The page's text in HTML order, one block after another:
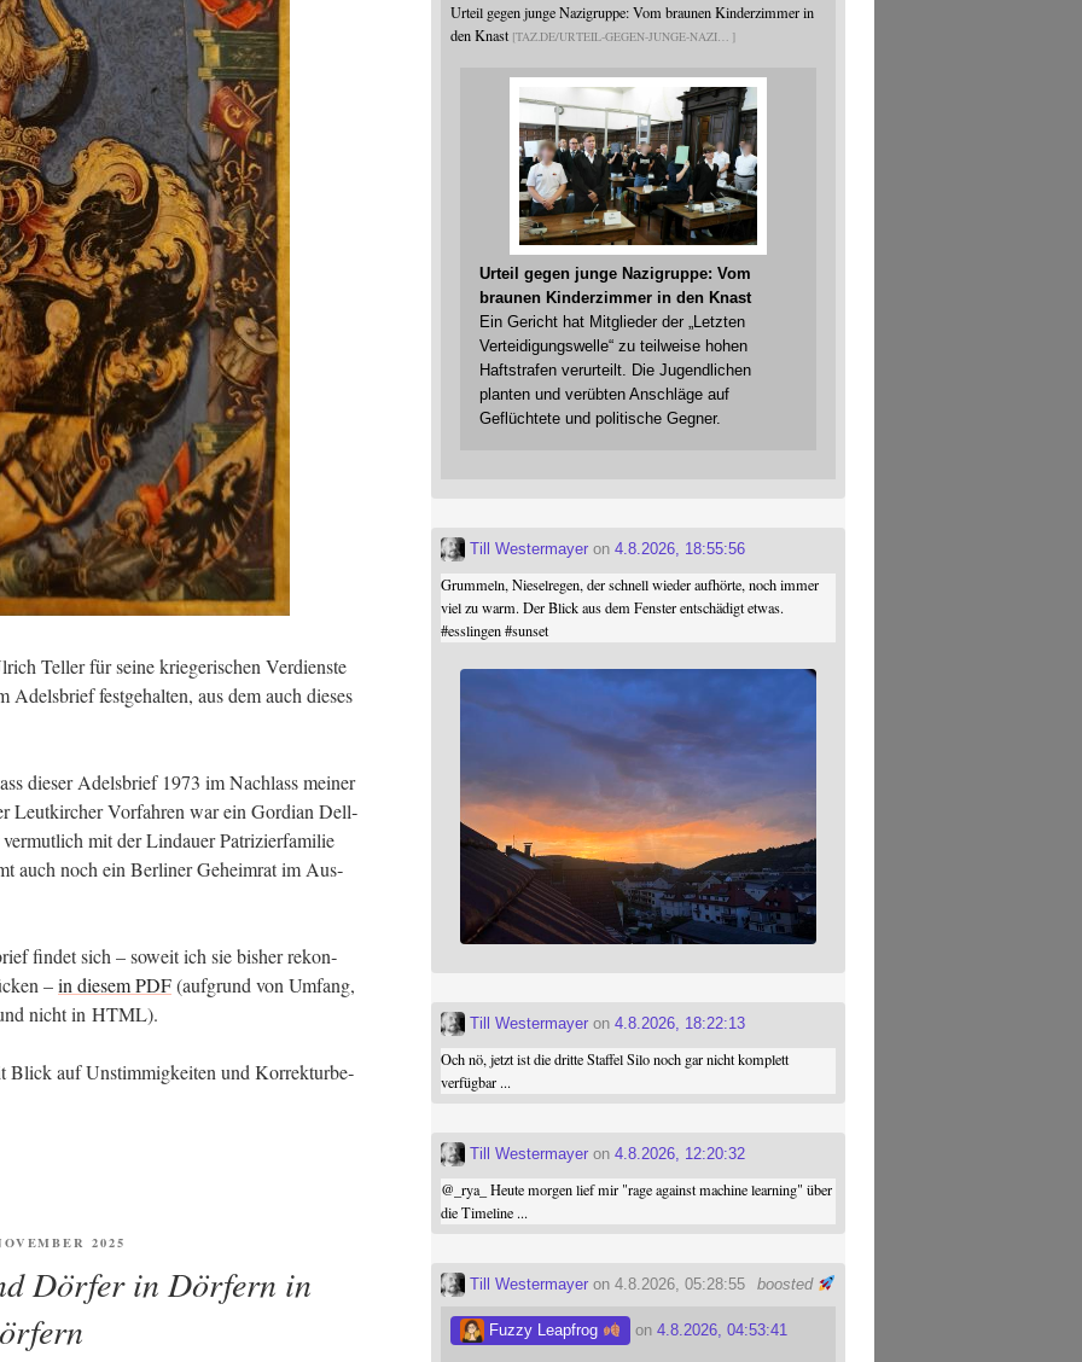
Tel­ler für sei­ne krie­ge­ri­schen Ver­diens­te
Adels­brief fest­ge­hal­ten, aus dem auch die­ses
die­ser Adels­brief 1973 im Nach­lass mei­ner
Leut­kir­cher Vor­fah­ren war ein Gor­di­an Dell­
mit der Lin­dau­er Patri­zi­er­fa­mi­lie
auch noch ein Ber­li­ner Geheim­rat im Aus­
fin­det sich – soweit ich sie bis­her rekon­
–in die­sem PDF(auf­grund von Umfang,
nicht in HTML).
Blick auf Unstim­mig­kei­ten und Kor­rek­tur­be­
2025
Dörfer in Dörfern in
Urteil gegen junge Nazigruppe: Vom braunen Kinderzimmer in
den Knast TAZ.DE/URTEIL-GEGEN-JUNGE-NAZI
Urteil gegen junge Nazigruppe: Vom
braunen Kinderzimmer in den Knast
Ein Gericht hat Mitglieder der „Letzten
Verteidigungswelle“ zu teilweise hohen
Haftstrafen verurteilt. Die Jugendlichen
planten und verübten Anschläge auf
Geflüchtete und politische Gegner.
Till Westermayer on4.8.2026, 18:55:56
Grummeln, Nieselregen, der schnell wieder aufhörte, noch immer
viel zu warm. Der Blick aus dem Fenster entschädigt etwas.
#esslingen #sunset
Till Westermayer on4.8.2026, 18:22:13
Och nö, jetzt ist die dritte Staffel Silo noch gar nicht komplett
verfügbar ...
Till Westermayer on4.8.2026, 12:20:32
@ _rya_ Heute morgen lief mir "rage against machine learning" über
die Timeline ...
boosted
Till Westermayer on 4.8.2026, 05:28:55
Fuzzy Leapfrog on 4.8.2026, 04:53:41